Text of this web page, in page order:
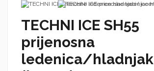
TECHNI ICE SH55
prijenosna
ledenica/hladnjak